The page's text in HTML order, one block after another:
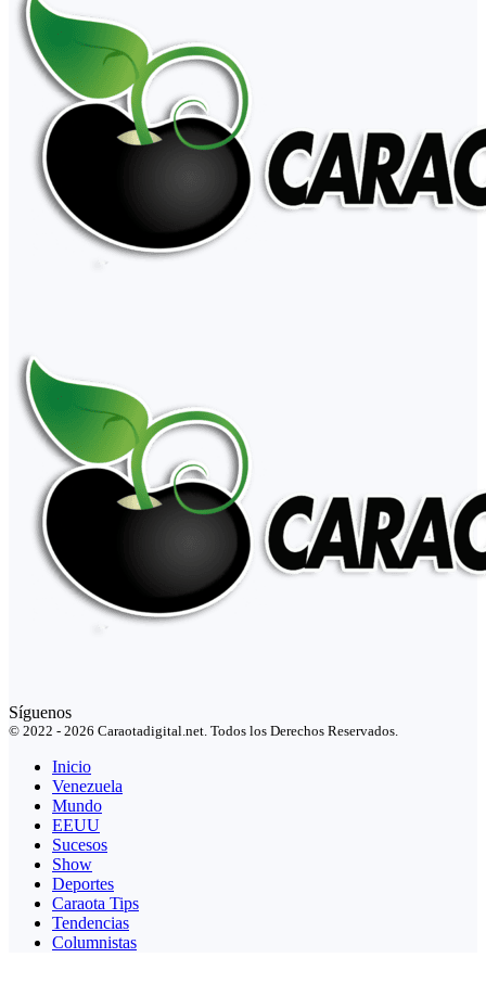
Síguenos
© 2022 - 2026 Caraotadigital.net. Todos los Derechos Reservados.
Inicio
Venezuela
Mundo
EEUU
Sucesos
Show
Deportes
Caraota Tips
Tendencias
Columnistas